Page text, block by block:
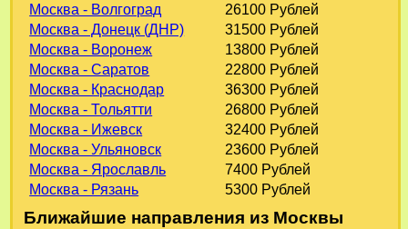
Москва - Волгоград
26100 Рублей
Москва - Донецк (ДНР)
31500 Рублей
Москва - Воронеж
13800 Рублей
Москва - Саратов
22800 Рублей
Москва - Краснодар
36300 Рублей
Москва - Тольятти
26800 Рублей
Москва - Ижевск
32400 Рублей
Москва - Ульяновск
23600 Рублей
Москва - Ярославль
7400 Рублей
Москва - Рязань
5300 Рублей
Ближайшие направления из Москвы